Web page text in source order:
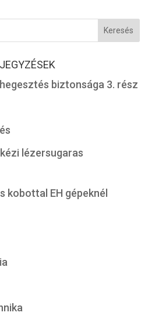
biztonsága 3. rész
lézersugaras
kobottal EH gépeknél